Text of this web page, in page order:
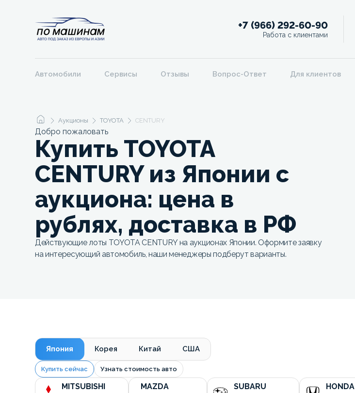
+7 (966) 292-60-90
Работа с клиентами
Автомобили Сервисы Отзывы Вопрос-Ответ Для клиентов
Аукционы TOYOTA CENTURY
Добро пожаловать
Купить TOYOTA
CENTURY из Японии с
аукциона: цена в
рублях, доставка в РФ
Действующие лоты TOYOTA CENTURY на аукционах Японии. Оформите заявку
на интересующий автомобиль, наши менеджеры подберут варианты.
Япония Корея Китай США
Купить сейчас Узнать стоимость авто
MITSUBISHI MAZDA SUBARU HONDA